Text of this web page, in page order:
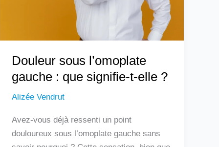
Douleur sous l’omoplate
gauche : que signifie-t-elle ?
Alizée Vendrut
Avez-vous déjà ressenti un point
douloureux sous l’omoplate gauche sans